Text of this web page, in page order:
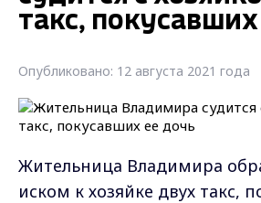
такс, покусавших
Опубликовано: 12 августа 2021 года
Жительница Владимира
иском к хозяйке двух такс,